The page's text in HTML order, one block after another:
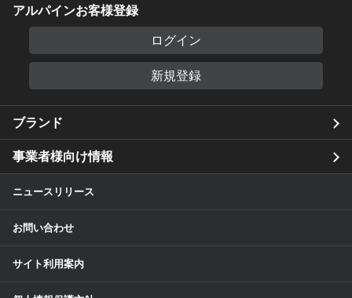
アルパインお客様登録
ログイン
新規登録
ブランド
事業者様向け情報
ニュースリリース
お問い合わせ
サイト利用案内